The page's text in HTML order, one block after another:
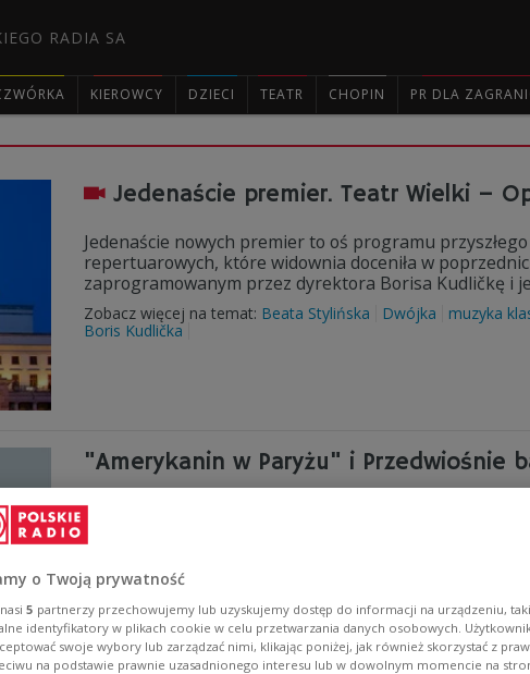
RADIA SA
KIEROWCY DZIECI TEATR CHOPIN PR DLA
Jedenaście premier. Teatr Wielki –
Jedenaście nowych premier to oś programu
repertuarowych, które widownia doceniła w
zaprogramowanym przez dyrektora Borisa Kudličkę i
Zobacz więcej na temat: Beata Stylińska Dwójka muzyka
Boris Kudlička
"Amerykanin w Paryżu" i Przedwiośnie
Mówi o nadchodzącej premierze, że to będzie jego
oddech, radość i poczucie, że w sztuce baletowej
wraz z dyrektorem Opera Nova Maciejem Figasem
libretta.
Zobacz więcej na temat: Katarzyna Gardzina Katarzyna
Dwójka
o Twoją prywatność
5 partnerzy przechowujemy lub uzyskujemy dostęp do informacji na urządzeniu,
identyfikatory w plikach cookie w celu przetwarzania danych osobowych.
swoje wybory lub zarządzać nimi, klikając poniżej, jak również skorzystać z
na podstawie prawnie uzasadnionego interesu lub w dowolnym momencie na